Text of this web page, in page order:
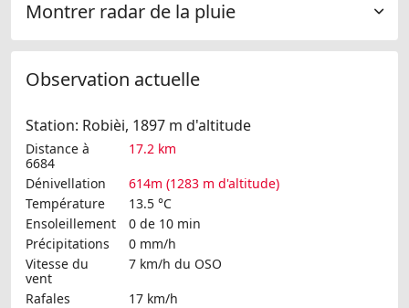
Montrer radar de la pluie
Observation actuelle
Station: Robièi, 1897 m d'altitude
Distance à
6684
17.2 km
Dénivellation
614m (1283 m d'altitude)
Température
13.5 °C
Ensoleillement
0 de 10 min
Précipitations
0 mm/h
Vitesse du
vent
7 km/h du OSO
Rafales
17 km/h